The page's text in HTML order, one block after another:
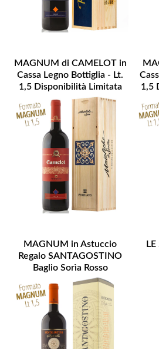
MAGNUM di CAMELOT in
Cassa Legno Bottiglia - Lt.
1,5 Disponibilità Limitata
1,5
MAGNUM in Astuccio
Regalo SANTAGOSTINO
Baglio Sorìa Rosso